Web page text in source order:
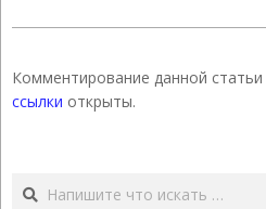
Комментирование данной
ссылки открыты.
Поиск